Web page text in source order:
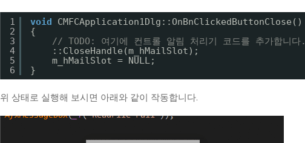
1
2
3
4
5
6
void
CMFCApplication1Dlg::OnBnClickedButtonClose()
{
// TODO: 여기에 컨트롤 알림 처리기 코드를 추가합니다.
::CloseHandle(m_hMailSlot);
m_hMailSlot = NULL;
}
위 상태로 실행해 보시면 아래와 같이 작동합니다.